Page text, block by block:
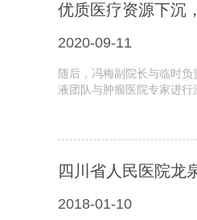
优质医疗资源下沉
2020-09-11
随后，冯梅副院长与临时
液团队与肿瘤医院专家进行
四川省人民医院龙
2018-01-10